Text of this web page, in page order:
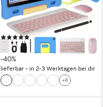
10 Zoll Bildschirmdiagonale
128 GB Speichergröße
800 x 1280 px Bildschirmauflösung
(6)
98,99 € 165,99 €
-40%
lieferbar - in 2-3 Werktagen bei dir
+8